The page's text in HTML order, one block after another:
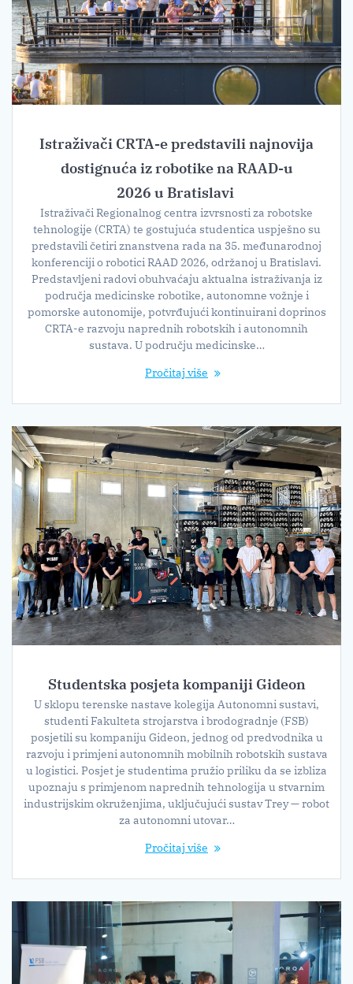
Istraživači CRTA-e predstavili najnovija
dostignuća iz robotike na RAAD-u
2026 u Bratislavi
Istraživači Regionalnog centra izvrsnosti za robotske
tehnologije (CRTA) te gostujuća studentica uspješno su
predstavili četiri znanstvena rada na 35. međunarodnoj
konferenciji o robotici RAAD 2026, održanoj u Bratislavi.
Predstavljeni radovi obuhvaćaju aktualna istraživanja iz
područja medicinske robotike, autonomne vožnje i
pomorske autonomije, potvrđujući kontinuirani doprinos
CRTA-e razvoju naprednih robotskih i autonomnih
sustava. U području medicinske…
Pročitaj više
Studentska posjeta kompaniji Gideon
U sklopu terenske nastave kolegija Autonomni sustavi,
studenti Fakulteta strojarstva i brodogradnje (FSB)
posjetili su kompaniju Gideon, jednog od predvodnika u
razvoju i primjeni autonomnih mobilnih robotskih sustava
u logistici. Posjet je studentima pružio priliku da se izbliza
upoznaju s primjenom naprednih tehnologija u stvarnim
industrijskim okruženjima, uključujući sustav Trey — robot
za autonomni utovar…
Pročitaj više